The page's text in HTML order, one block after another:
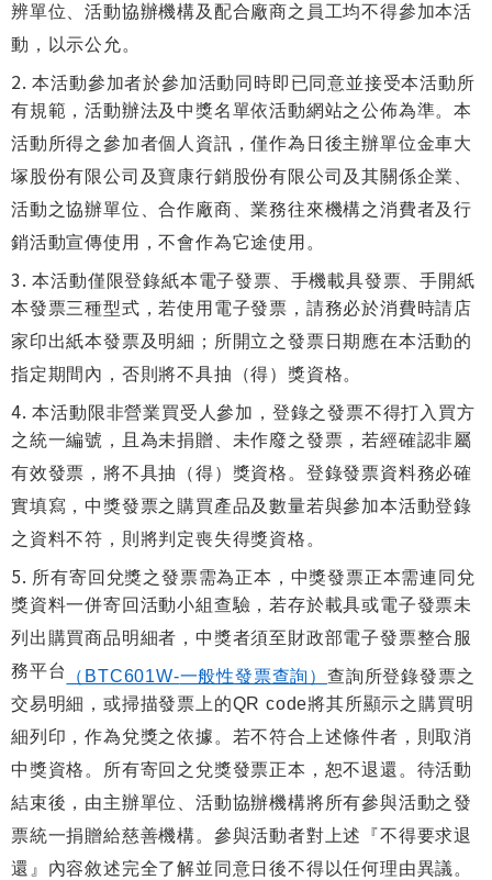
辨單位、活動協辦機構及配合廠商之員工均不得參加本活
動，以示公允。
本活動參加者於參加活動同時即已同意並接受本活動所
有規範，活動辦法及中獎名單依活動網站之公佈為準。本
活動所得之參加者個人資訊，僅作為日後主辦單位金車大
塚股份有限公司及寶康行銷股份有限公司及其關係企業、
活動之協辦單位、合作廠商、業務往來機構之消費者及行
銷活動宣傳使用，不會作為它途使用。
本活動僅限登錄紙本電子發票、手機載具發票、手開紙
本發票三種型式，若使用電子發票，請務必於消費時請店
家印出紙本發票及明細；所開立之發票日期應在本活動的
指定期間內，否則將不具抽（得）獎資格。
本活動限非營業買受人參加，登錄之發票不得打入買方
之統一編號，且為未捐贈、未作廢之發票，若經確認非屬
有效發票，將不具抽（得）獎資格。登錄發票資料務必確
實填寫，中獎發票之購買產品及數量若與參加本活動登錄
之資料不符，則將判定喪失得獎資格。
所有寄回兌獎之發票需為正本，中獎發票正本需連同兌
獎資料一併寄回活動小組查驗，若存於載具或電子發票未
列出購買商品明細者，中獎者須至財政部電子發票整合服
務平台
（BTC601W-一般性發票查詢）查詢所登錄發票之
交易明細，或掃描發票上的QR code將其所顯示之購買明
細列印，作為兌獎之依據。若不符合上述條件者，則取消
中獎資格。所有寄回之兌獎發票正本，恕不退還。待活動
結束後，由主辦單位、活動協辦機構將所有參與活動之發
票統一捐贈給慈善機構。參與活動者對上述『不得要求退
還』內容敘述完全了解並同意日後不得以任何理由異議。